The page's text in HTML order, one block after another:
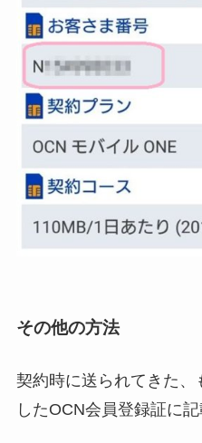
その他の方法
契約時に送られてきた、
したOCN会員登録証に記